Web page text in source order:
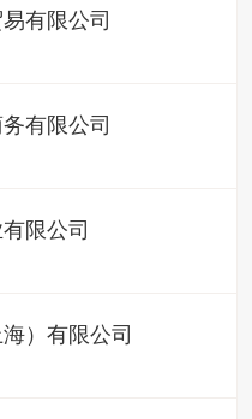
有限公司
有限公司
限公司
）有限公司